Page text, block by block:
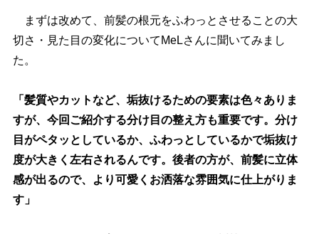
まずは改めて、前髪の根元をふわっとさせることの大
切さ・見た目の変化についてMeLさんに聞いてみまし
た。
「髪質やカットなど、垢抜けるための要素は色々ありま
すが、今回ご紹介する分け目の整え方も重要です。分け
目がペタッとしているか、ふわっとしているかで垢抜け
度が大きく左右されるんです。後者の方が、前髪に立体
感が出るので、より可愛くお洒落な雰囲気に仕上がりま
す」